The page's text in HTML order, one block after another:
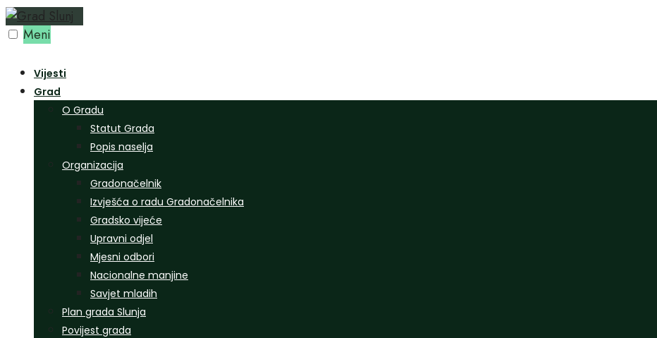
Preskoči
na Meni
Vijesti
Grad
O Gradu
Statut Grada
Popis naselja
Organizacija
Gradonačelnik
Izvješća o radu Gradonačelnika
Gradsko vijeće
Upravni odjel
Mjesni odbori
Nacionalne manjine
Savjet mladih
Plan grada Slunja
Povijest grada